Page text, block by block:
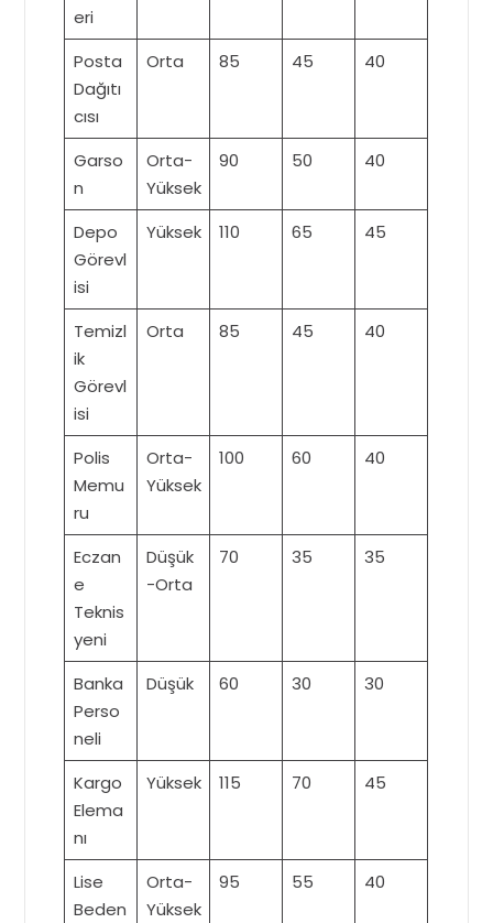
eri
Posta
Dağıtı
cısı
Orta 85 45 40
Garso
n
Orta-
Yüksek
90 50 40
Depo
Görevl
isi
Yüksek 110 65 45
Temizl
ik
Görevl
isi
Orta 85 45 40
Polis
Memu
ru
Orta-
Yüksek
100 60 40
Eczan
e
Teknis
yeni
Düşük
-Orta
70 35 35
Banka
Perso
neli
Düşük 60 30 30
Kargo
Elema
nı
Yüksek 115 70 45
Lise
Beden
Orta-
Yüksek
95 55 40